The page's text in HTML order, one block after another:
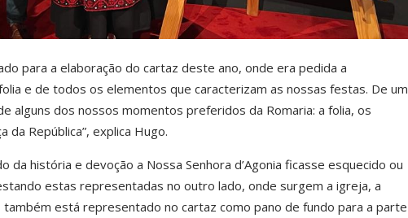
para a elaboração do cartaz deste ano, onde era pedida a
e de todos os elementos que caracterizam as nossas festas. De um
alguns dos nossos momentos preferidos da Romaria: a folia, os
da República”, explica Hugo.
da história e devoção a Nossa Senhora d’Agonia ficasse esquecido ou
estas representadas no outro lado, onde surgem a igreja, a
também está representado no cartaz como pano de fundo para a parte